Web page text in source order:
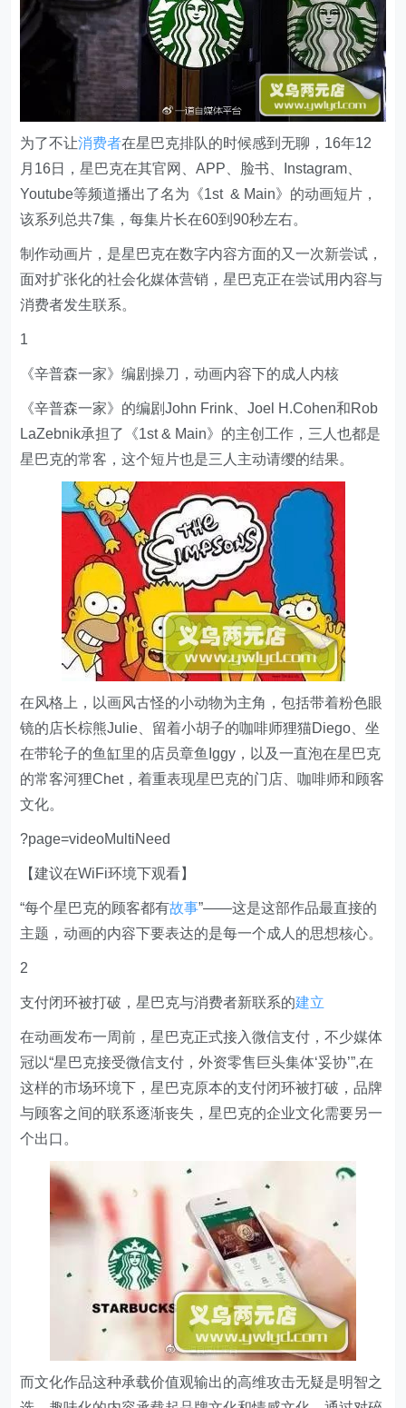
为了不让消费者在星巴克排队的时候感到无聊，16年12
月16日，星巴克在其官网、APP、脸书、Instagram、
Youtube等频道播出了名为《1st & Main》的动画短片，
该系列总共7集，每集片长在60到90秒左右。
制作动画片，是星巴克在数字内容方面的又一次新尝试，
面对扩张化的社会化媒体营销，星巴克正在尝试用内容与
消费者发生联系。
1
《辛普森一家》编剧操刀，动画内容下的成人内核
《辛普森一家》的编剧John Frink、Joel H.Cohen和Rob
LaZebnik承担了《1st & Main》的主创工作，三人也都是
星巴克的常客，这个短片也是三人主动请缨的结果。
在风格上，以画风古怪的小动物为主角，包括带着粉色眼
镜的店长棕熊Julie、留着小胡子的咖啡师狸猫Diego、坐
在带轮子的鱼缸里的店员章鱼Iggy，以及一直泡在星巴克
的常客河狸Chet，着重表现星巴克的门店、咖啡师和顾客
文化。
?page=videoMultiNeed
【建议在WiFi环境下观看】
“每个星巴克的顾客都有故事”——这是这部作品最直接的
主题，动画的内容下要表达的是每一个成人的思想核心。
2
支付闭环被打破，星巴克与消费者新联系的建立
在动画发布一周前，星巴克正式接入微信支付，不少媒体
冠以“星巴克接受微信支付，外资零售巨头集体‘妥协’”,在
这样的市场环境下，星巴克原本的支付闭环被打破，品牌
与顾客之间的联系逐渐丧失，星巴克的企业文化需要另一
个出口。
而文化作品这种承载价值观输出的高维攻击无疑是明智之